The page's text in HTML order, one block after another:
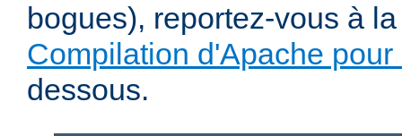
bogues), reportez-vous à
Compilation d'Apache
dessous.